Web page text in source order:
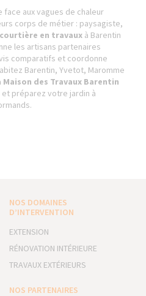
aux vagues de chaleur
corps de métier : paysagiste,
courtière en travaux à Barentin
les artisans partenaires
comparatifs et coordonne
Barentin, Yvetot, Maromme
Maison des Travaux Barentin
préparez votre jardin à
NOS DOMAINES
D’INTERVENTION
EXTENSION
RÉNOVATION INTÉRIEURE
TRAVAUX EXTÉRIEURS
NOS PARTENAIRES